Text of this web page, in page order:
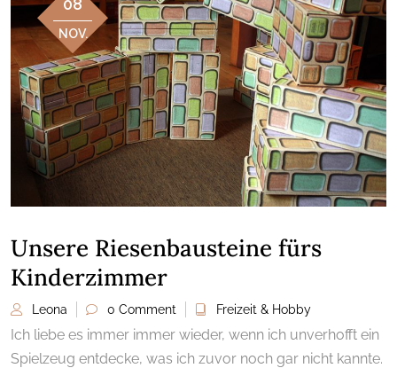
08
NOV.
Unsere Riesenbausteine fürs
Kinderzimmer
Leona 0 Comment Freizeit & Hobby
Ich liebe es immer immer wieder, wenn ich unverhofft ein
Spielzeug entdecke, was ich zuvor noch gar nicht kannte.